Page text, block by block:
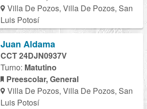
Villa De Pozos, Villa De Pozos, San
Luis Potosí
Juan Aldama
CCT 24DJN0937V
Turno: Matutino
Preescolar, General
Villa De Pozos, Villa De Pozos, San
Luis Potosí